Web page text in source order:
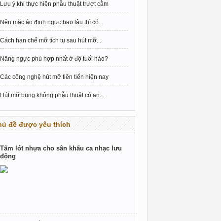
Lưu ý khi thực hiện phẫu thuật trượt cằm
Nên mặc áo định ngực bao lâu thì có...
Cách hạn chế mỡ tích tụ sau hút mỡ...
Nâng ngực phù hợp nhất ở độ tuổi nào?
Các công nghệ hút mỡ tiên tiến hiện nay
Hút mỡ bụng không phẫu thuật có an...
đề được yêu thích
Tấm lót nhựa cho sân khấu ca nhạc lưu
động